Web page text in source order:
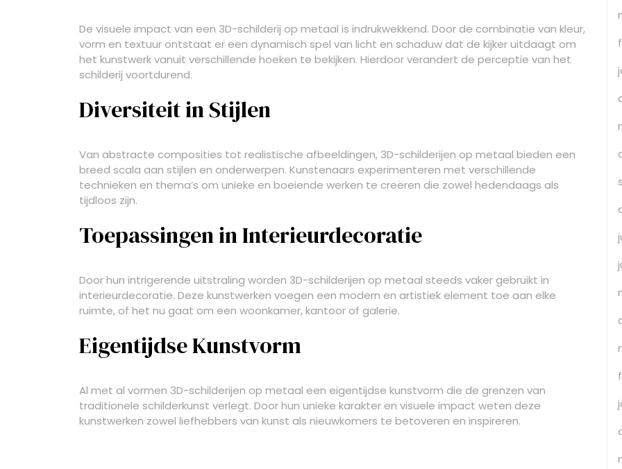
De visuele impact van een 3D-schilderij op metaal is indrukwekkend. Door de combinatie van kleur,
vorm en textuur ontstaat er een dynamisch spel van licht en schaduw dat de kijker uitdaagt om
het kunstwerk vanuit verschillende hoeken te bekijken. Hierdoor verandert de perceptie van het
schilderij voortdurend.
Diversiteit in Stijlen
Van abstracte composities tot realistische afbeeldingen, 3D-schilderijen op metaal bieden een
breed scala aan stijlen en onderwerpen. Kunstenaars experimenteren met verschillende
technieken en thema’s om unieke en boeiende werken te creëren die zowel hedendaags als
tijdloos zijn.
Toepassingen in Interieurdecoratie
Door hun intrigerende uitstraling worden 3D-schilderijen op metaal steeds vaker gebruikt in
interieurdecoratie. Deze kunstwerken voegen een modern en artistiek element toe aan elke
ruimte, of het nu gaat om een woonkamer, kantoor of galerie.
Eigentijdse Kunstvorm
Al met al vormen 3D-schilderijen op metaal een eigentijdse kunstvorm die de grenzen van
traditionele schilderkunst verlegt. Door hun unieke karakter en visuele impact weten deze
kunstwerken zowel liefhebbers van kunst als nieuwkomers te betoveren en inspireren.